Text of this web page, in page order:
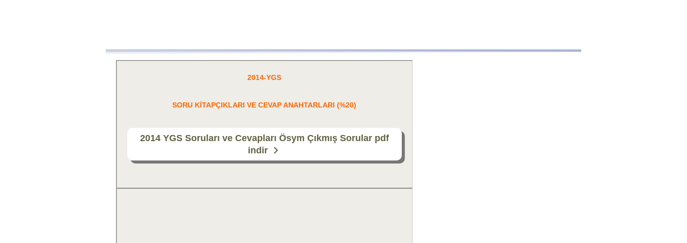
2014-YGS
SORU KİTAPÇIKLARI VE CEVAP ANAHTARLARI (%20)
2014 YGS Soruları ve Cevapları Ösym Çıkmış Sorular pdf
indir